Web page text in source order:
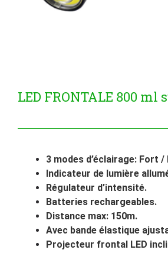
LED FRONTALE 800 ml
3 modes d’éclairage: Fort
Indicateur de lumière
Régulateur d’intensité.
Batteries rechargeables.
Distance max: 150m.
Avec bande élastique
Projecteur frontal LED